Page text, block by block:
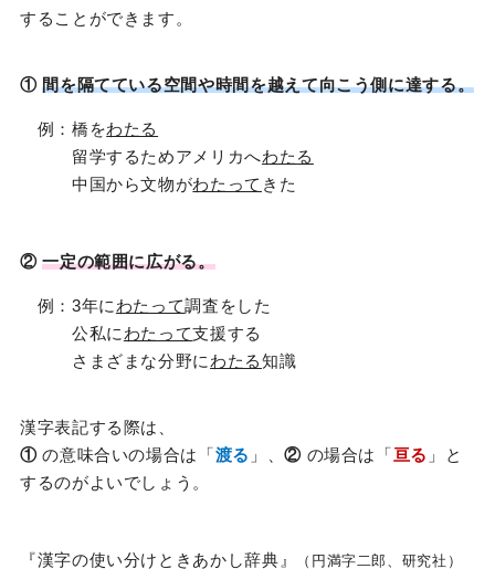
することができます。
①間を隔てている空間や時間を越えて向こう側に達する。
例：橋をわたる
留学するためアメリカへ わたる
中国から文物がわたって きた
②一定の範囲に広がる。
例：3年に わたって調査をした
公私に わたって支援する
さまざまな分野に わたる 知識
漢字表記する際は、
① の意味合いの場合は「 渡る 」、② の場合は「 亘る 」と
するのがよいでしょう。
『漢字の使い分けときあかし辞典』 （円満字二郎、研究社）